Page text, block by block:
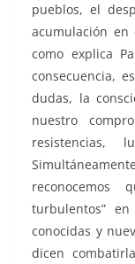
pueblos, el
acumulación en
como explica
consecuencia,
dudas, la
nuestro
resistencias,
reconocemos
turbulentos”
conocidas y
dicen